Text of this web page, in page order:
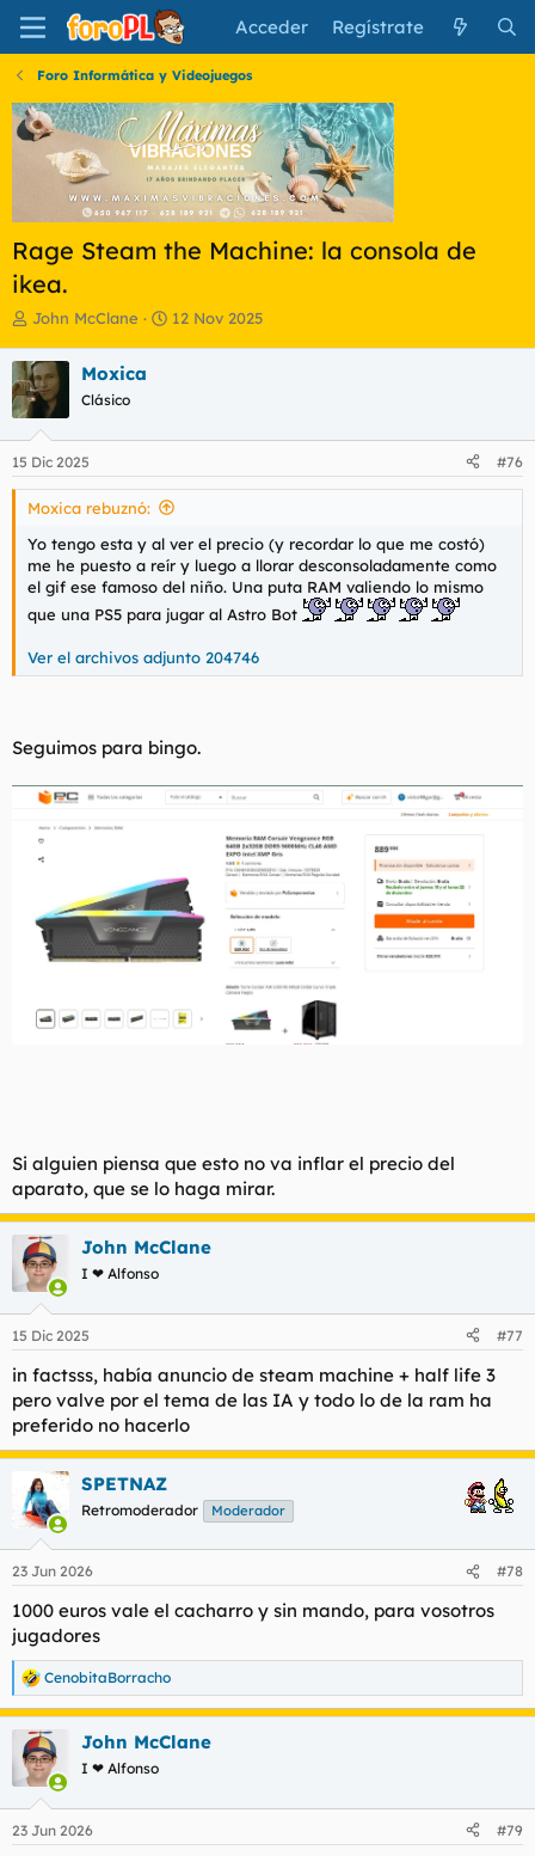
Acceder Regístrate
Foro Informática y Videojuegos
Rage Steam the Machine: la consola de
ikea.
I
i
c
i
a
d
o
r
d
l
t
e
m
John McClane
F
e
n
i
i
o
12 Nov 2025
Moxica
Clásico
15 Dic 2025 #76
Moxica rebuznó:
Yo tengo esta y al ver el precio (y recordar lo que me costó)
me he puesto a reír y luego a llorar desconsoladamente como
el gif ese famoso del niño. Una puta RAM valiendo lo mismo
que una PS5 para jugar al Astro Bot
Ver el archivos adjunto 204746
Seguimos para bingo.
Si alguien piensa que esto no va inflar el precio del
aparato, que se lo haga mirar.
John McClane
I ❤ Alfonso
15 Dic 2025 #77
in factsss, había anuncio de steam machine + half life 3
pero valve por el tema de las IA y todo lo de la ram ha
preferido no hacerlo
SPETNAZ
Retromoderador Moderador
23 Jun 2026 #78
1000 euros vale el cacharro y sin mando, para vosotros
jugadores
R
e
c
c
e
CenobitaBorracho
John McClane
I ❤ Alfonso
23 Jun 2026 #79